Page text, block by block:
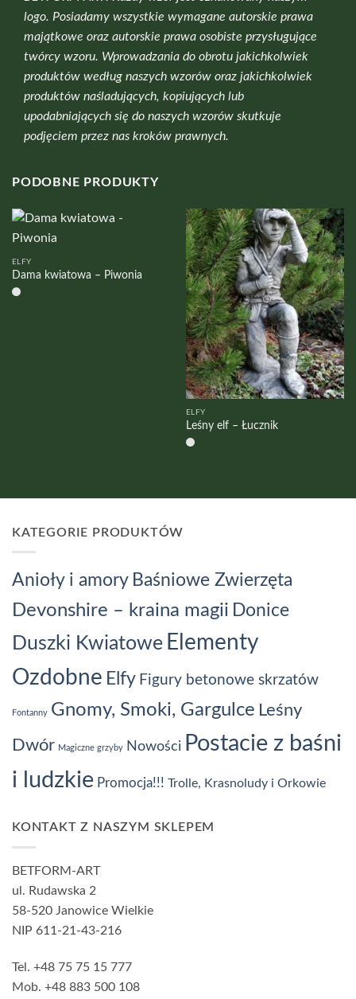
logo. Posiadamy wszystkie wymagane autorskie prawa
majątkowe oraz autorskie prawa osobiste przysługujące
twórcy wzoru. Wprowadzania do obrotu jakichkolwiek
produktów według naszych wzorów oraz jakichkolwiek
produktów naśladujących, kopiujących lub
upodabniających się do naszych wzorów skutkuje
podjęciem przez nas kroków prawnych.
PODOBNE PRODUKTY
ELFY
Dama kwiatowa – Piwonia
ELFY
Leśny elf – Łucznik
KATEGORIE PRODUKTÓW
Anioły i amory Baśniowe Zwierzęta
Devonshire – kraina magii Donice
Duszki Kwiatowe Elementy
Ozdobne Elfy Figury betonowe skrzatów
Fontanny Gnomy, Smoki, Gargulce Leśny
Dwór Magiczne grzyby Nowości Postacie z baśni
i ludzkie Promocja!!! Trolle, Krasnoludy i Orkowie
KONTAKT Z NASZYM SKLEPEM
BETFORM-ART
ul. Rudawska 2
58-520 Janowice Wielkie
NIP 611-21-43-216
Tel. +48 75 75 15 777
Mob. +48 883 500 108